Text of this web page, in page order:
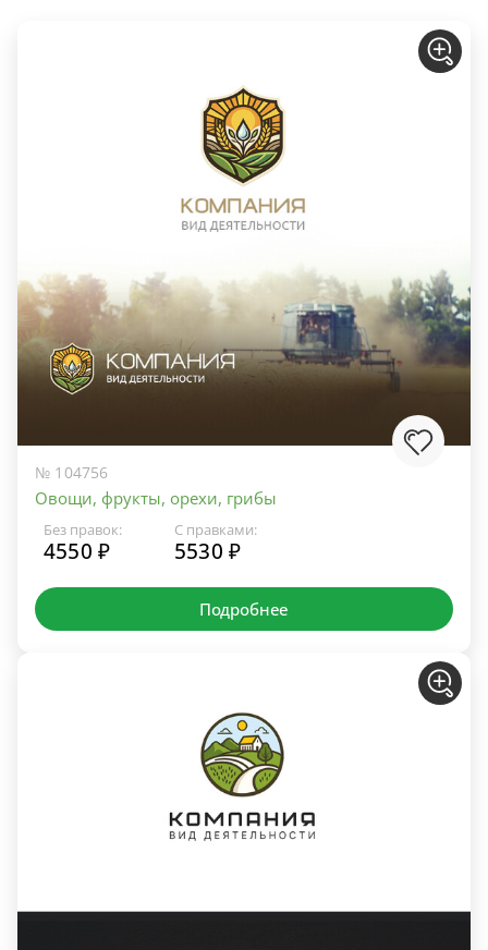
№ 104756
Овощи, фрукты, орехи, грибы
Без правок:
4550 ₽
С правками:
5530 ₽
Подробнее